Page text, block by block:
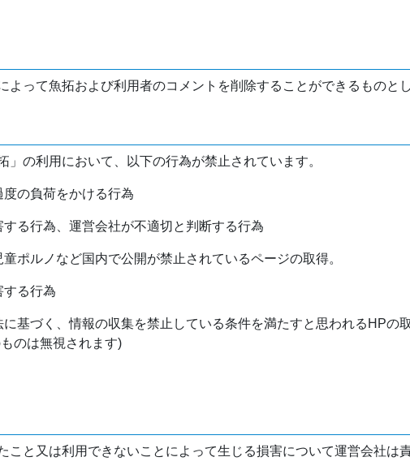
よって魚拓および利用者のコメントを削除することができるものとし
」の利用において、以下の行為が禁止されています。
の負荷をかける行為
る行為、運営会社が不適切と判断する行為
ポルノなど国内で公開が禁止されているページの取得。
する行為
基づく、情報の収集を禁止している条件を満たすと思われるHPの取
のは無視されます)
こと又は利用できないことによって生じる損害について運営会社は